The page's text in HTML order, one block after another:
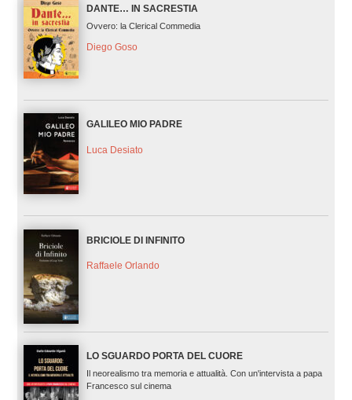
DANTE… IN SACRESTIA
Ovvero: la Clerical Commedia
Diego Goso
GALILEO MIO PADRE
Luca Desiato
BRICIOLE DI INFINITO
Raffaele Orlando
LO SGUARDO PORTA DEL CUORE
Il neorealismo tra memoria e attualità. Con un'intervista a papa
Francesco sul cinema